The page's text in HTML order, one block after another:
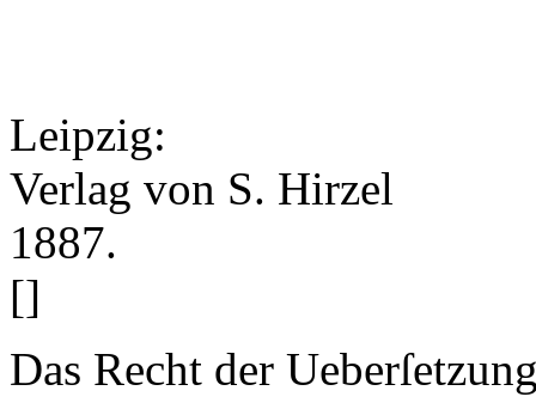
Leipzig:
Verlag von S. Hirzel
1887.
[]
Das Recht der